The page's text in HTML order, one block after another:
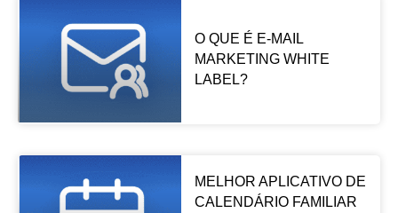
O QUE É E-MAIL
MARKETING WHITE
LABEL?
MELHOR APLICATIVO DE
CALENDÁRIO FAMILIAR